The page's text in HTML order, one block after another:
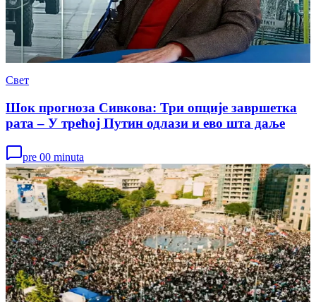
Свет
Шок прогноза Сивкова: Три опције завршетка
рата – У трећој Путин одлази и ево шта даље
pre 00 minuta